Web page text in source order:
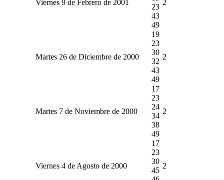
Viernes 9 de Febrero de 2001
23
43
49
2
Martes 26 de Diciembre de 2000
19
23
30
32
43
49
2
Martes 7 de Noviembre de 2000
17
23
24
34
38
49
2
Viernes 4 de Agosto de 2000
17
23
30
45
2